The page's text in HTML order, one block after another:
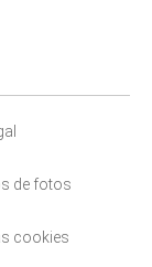
de fotos
cookies